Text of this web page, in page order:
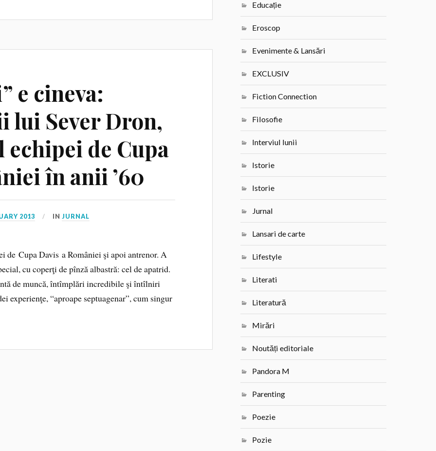
e cineva:
lui Sever Dron,
echipei de Cupa
în anii ’60
2013 INJURNAL
de Cupa Davis a României şi apoi antrenor. A
cu coperţi de pînză albastră: cel de apatrid.
de muncă, întîmplări incredibile şi întîlniri
“aproape septuagenar”, cum singur
Educație
Eroscop
Evenimente & Lansări
EXCLUSIV
Fiction Connection
Filosofie
Interviul lunii
Istorie
Istorie
Jurnal
Lansari de carte
Lifestyle
Literati
Literatură
Mirări
Noutăți editoriale
Pandora M
Parenting
Poezie
Pozie